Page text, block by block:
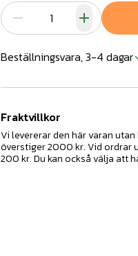
Beställningsvara, 3-4 dagar
Fraktvillkor
Vi levererar den här varan
överstiger 2000 kr. Vid ordrar
200 kr. Du kan också välja att